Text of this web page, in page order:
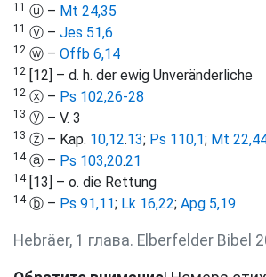
11 ⓤ – Mt 24,35
11 ⓥ – Jes 51,6
12 ⓦ – Offb 6,14
12 [12] – d. h. der ewig Unveränderliche
12 ⓧ – Ps 102,26-28
13 ⓨ – V. 3
13 ⓩ – Kap. 10,12.13; Ps 110,1; Mt
14ⓐ – Ps 103,20.21
14[13] – o. die Rettung
14ⓑ – Ps 91,11; Lk 16,22; Apg 5,19
Hebräer, 1 глава. Elberfelder Bibel